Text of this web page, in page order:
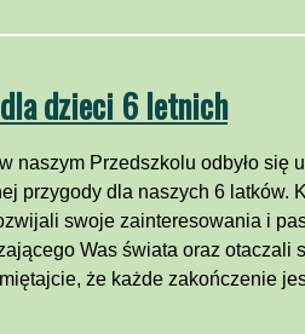
dzieci 6 letnich
naszym Przedszkolu odbyło się
przygody dla naszych 6 latków.
swoje zainteresowania i
Was świata oraz otaczali
że każde zakończenie